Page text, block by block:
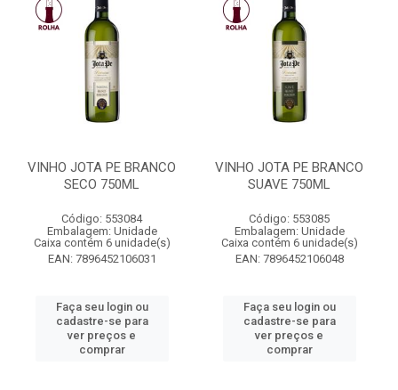
VINHO JOTA PE BRANCO
SECO 750ML
Código: 553084
Embalagem: Unidade
Caixa contém 6 unidade(s)
EAN: 7896452106031
Faça seu login ou
cadastre-se para
ver preços e
comprar
VINHO JOTA PE BRANCO
SUAVE 750ML
Código: 553085
Embalagem: Unidade
Caixa contém 6 unidade(s)
EAN: 7896452106048
Faça seu login ou
cadastre-se para
ver preços e
comprar